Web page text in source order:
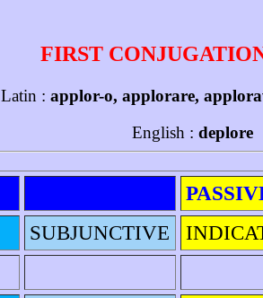
FIRST
Latin : applor-o, applorare,
English : deplore
SUBJUNCTIVE